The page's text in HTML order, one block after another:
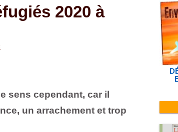
2020 à
sens cependant, car il
un arrachement et trop